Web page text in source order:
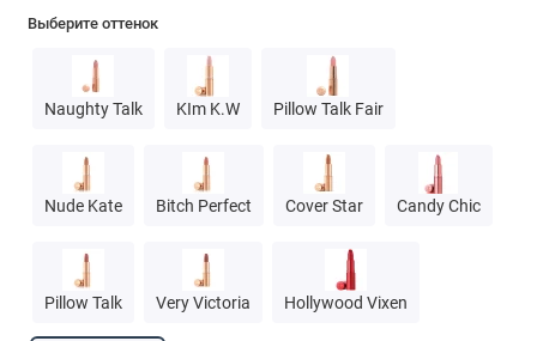
Выберите оттенок
Naughty Talk KIm K.W Pillow Talk Fair
Nude Kate Bitch Perfect Cover Star Candy Chic
Pillow Talk Very Victoria Hollywood Vixen